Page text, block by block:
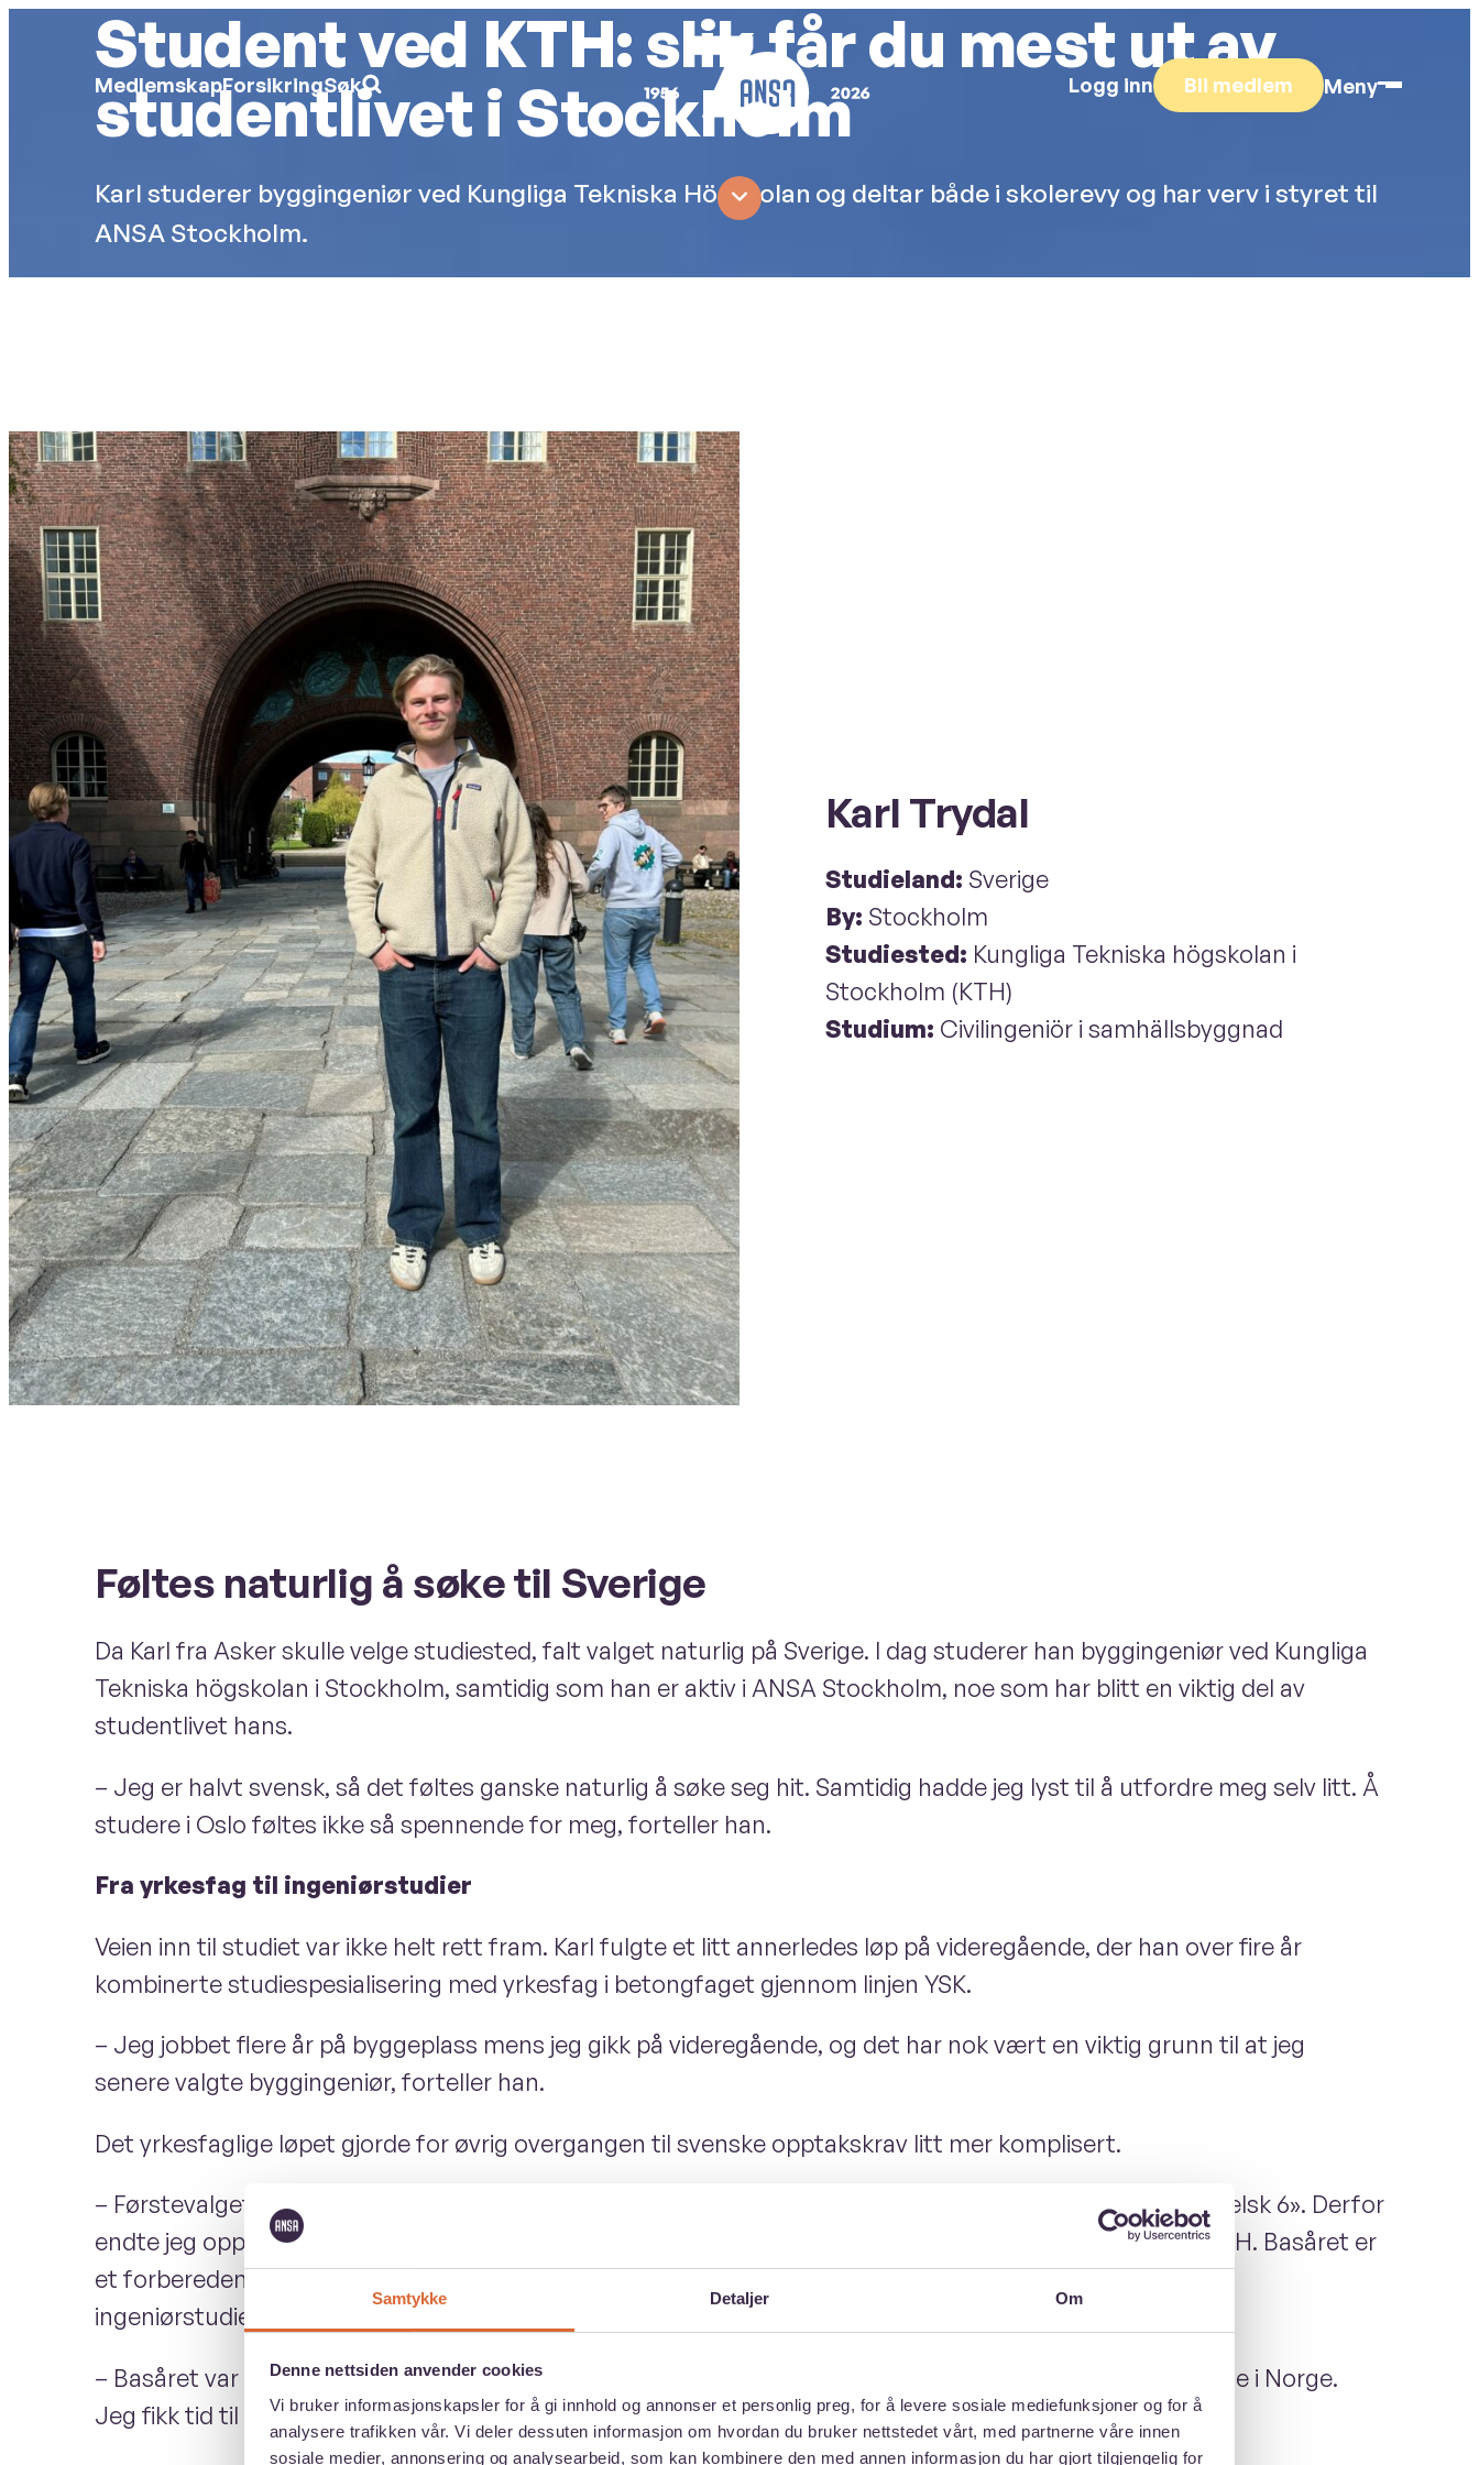
Samtykke Detaljer Om
Denne nettsiden anvender cookies
Vi bruker informasjonskapsler for å gi innhold og annonser et personlig preg, for å levere sosiale mediefunksjoner og for å
analysere trafikken vår. Vi deler dessuten informasjon om hvordan du bruker nettstedet vårt, med partnerne våre innen
sosiale medier, annonsering og analysearbeid, som kan kombinere den med annen informasjon du har gjort tilgjengelig for
hovedinnhold
MedlemskapForsikringSøk
Søk
etter:
Logg inn Bli medlem Meny
Student ved KTH: slik får du mest ut av
studentlivet i Stockholm
Karl studerer byggingeniør ved Kungliga Tekniska Högskolan og deltar både i skolerevy og har verv i styret til
ANSA Stockholm.
Les
mer
Karl Trydal
Studieland: Sverige
By: Stockholm
Studiested: Kungliga Tekniska högskolan i
Stockholm (KTH)
Studium: Civilingeniör i samhällsbyggnad
Føltes naturlig å søke til Sverige
Da Karl fra Asker skulle velge studiested, falt valget naturlig på Sverige. I dag studerer han byggingeniør ved Kungliga
Tekniska högskolan i Stockholm, samtidig som han er aktiv i ANSA Stockholm, noe som har blitt en viktig del av
studentlivet hans.
– Jeg er halvt svensk, så det føltes ganske naturlig å søke seg hit. Samtidig hadde jeg lyst til å utfordre meg selv litt. Å
studere i Oslo føltes ikke så spennende for meg, forteller han.
Fra yrkesfag til ingeniørstudier
Veien inn til studiet var ikke helt rett fram. Karl fulgte et litt annerledes løp på videregående, der han over fire år
kombinerte studiespesialisering med yrkesfag i betongfaget gjennom linjen YSK.
– Jeg jobbet flere år på byggeplass mens jeg gikk på videregående, og det har nok vært en viktig grunn til at jeg
senere valgte byggingeniør, forteller han.
Det yrkesfaglige løpet gjorde for øvrig overgangen til svenske opptakskrav litt mer komplisert.
– Førstevalget mitt var egentlig Chalmers i Göteborg, men jeg manglet blant annet opptakskravet «Engelsk 6». Derfor
endte jeg opp i Stockholm. Før han startet på selve ingeniørutdanningen tok Karl et teknisk basår ved KTH. Basåret er
et forberedende studieår for studenter som mangler enkelte realfag eller ønsker en mykere overgang til
ingeniørstudier.
– Basåret var utrolig viktig for meg. Det ble en mye bedre overgang enn å måtte ta opp enkeltfag hjemme i Norge.
Jeg fikk tid til å venne meg til nivået, eksamensformen og hvordan studiene fungerer her.